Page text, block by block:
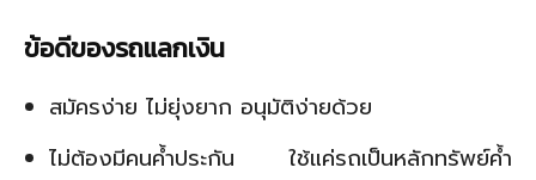
ข้อดีของรถแลกเงิน
สมัครง่าย ไม่ยุ่งยาก อนุมัติง่ายด้วย
ไม่ต้องมีคนค้ำประกัน ใช้แค่รถเป็นหลักทรัพย์ค้ำ